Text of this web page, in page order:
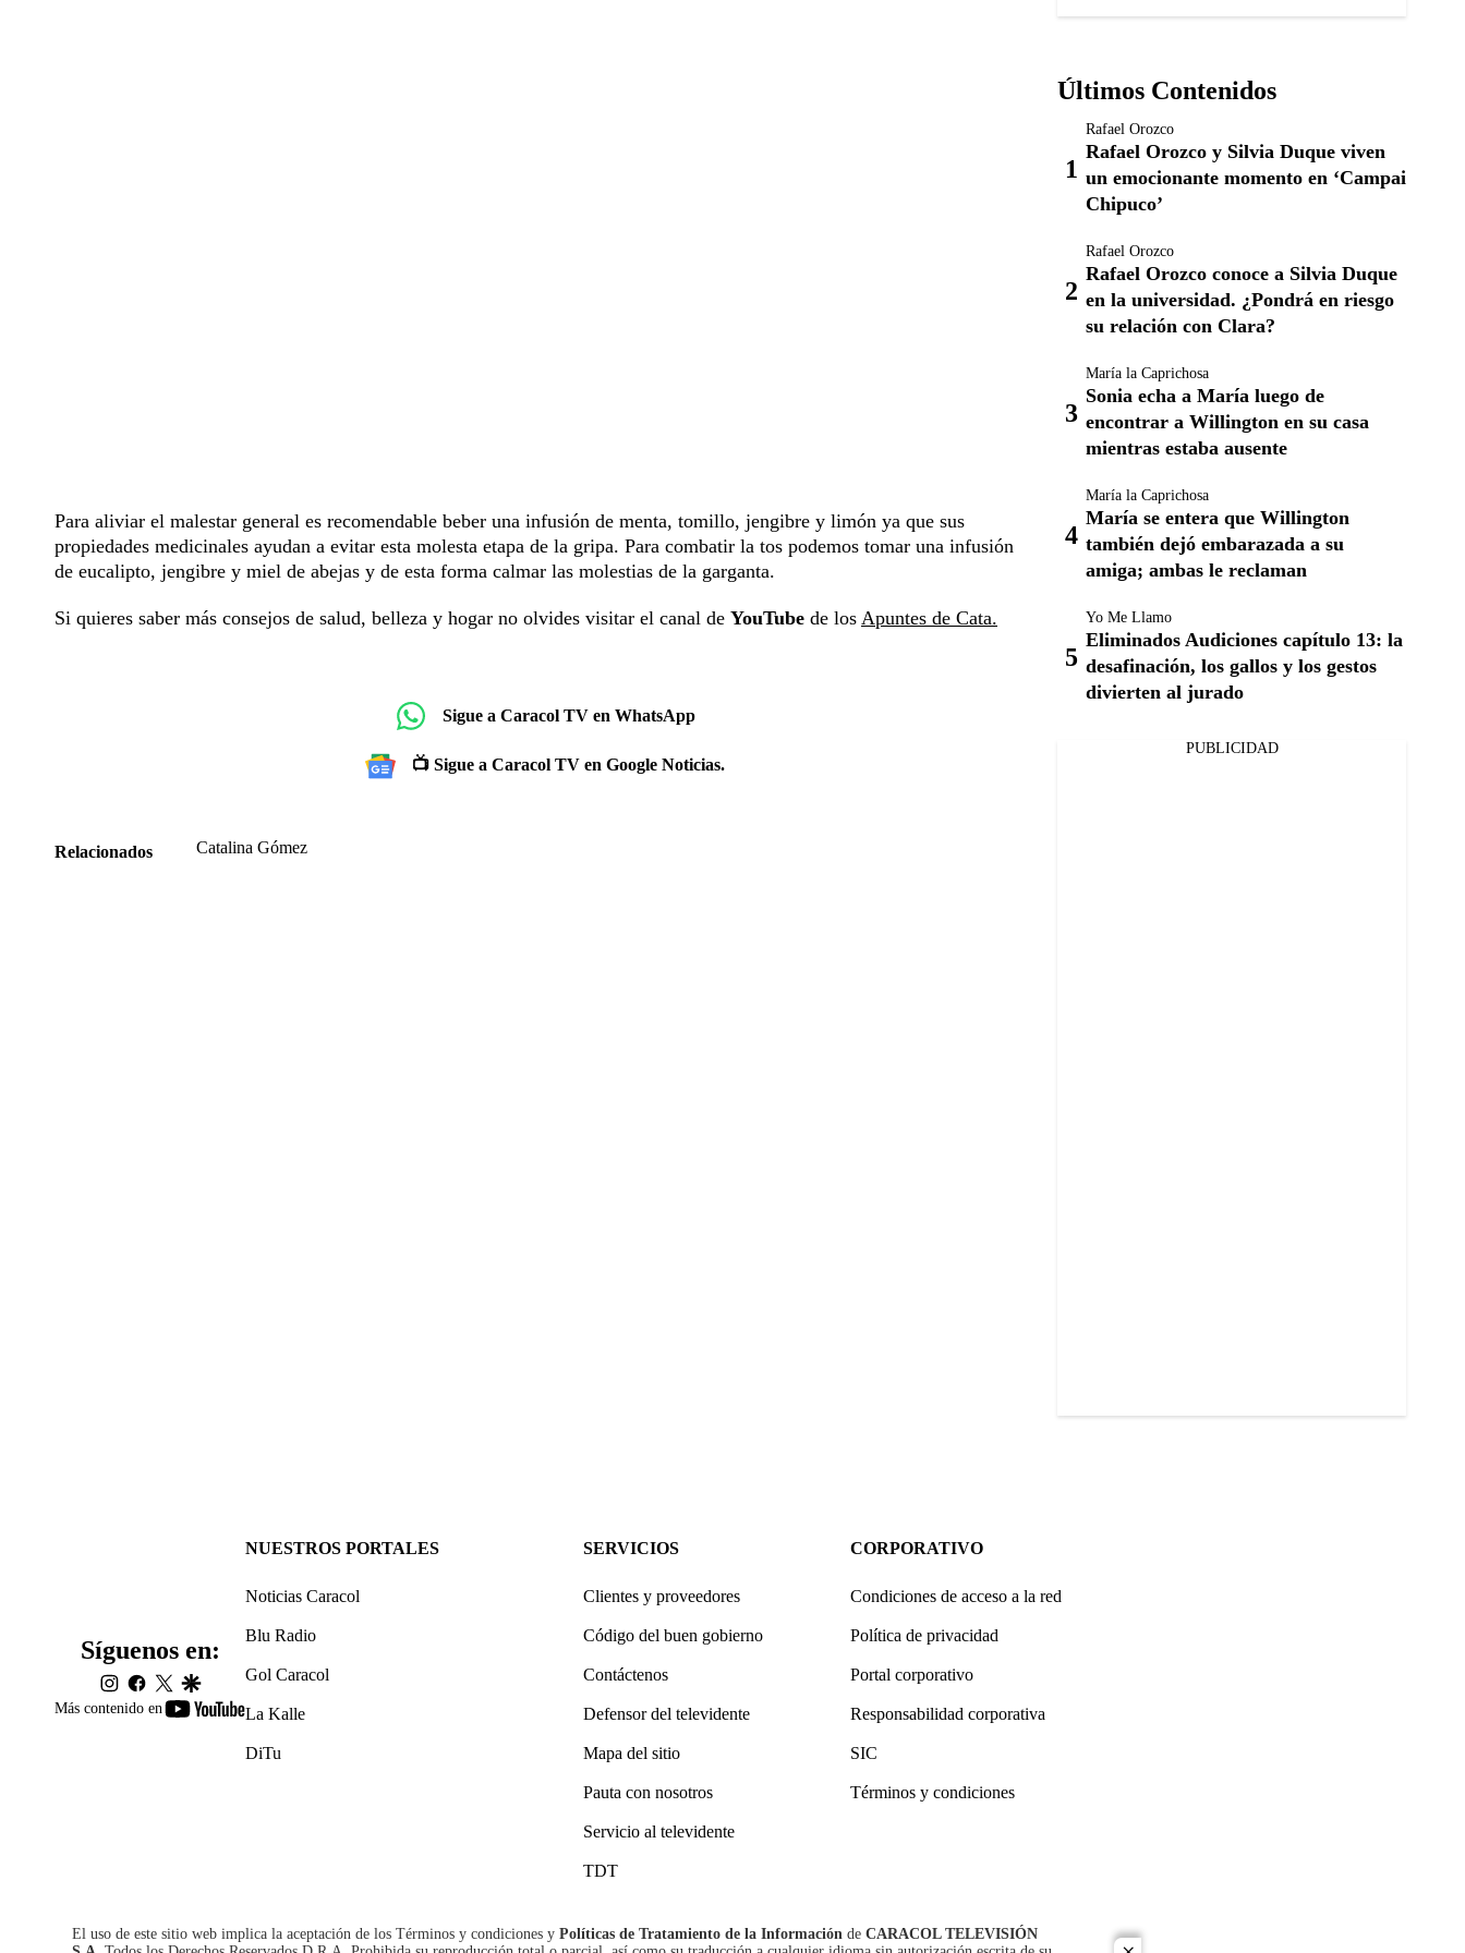
Para aliviar el malestar general es recomendable beber una infusión de menta, tomillo, jengibre y limón ya que sus
propiedades medicinales ayudan a evitar esta molesta etapa de la gripa. Para combatir la tos podemos tomar una infusión
de eucalipto, jengibre y miel de abejas y de esta forma calmar las molestias de la garganta.
Si quieres saber más consejos de salud, belleza y hogar no olvides visitar el canal de YouTube de los Apuntes de Cata.
Sigue a Caracol TV en WhatsApp
📺 Sigue a Caracol TV en Google Noticias.
Relacionados Catalina Gómez
Últimos Contenidos
Rafael Orozco
Rafael Orozco y Silvia Duque viven
un emocionante momento en ‘Campai
Chipuco’
Rafael Orozco
Rafael Orozco conoce a Silvia Duque
en la universidad. ¿Pondrá en riesgo
su relación con Clara?
María la Caprichosa
Sonia echa a María luego de
encontrar a Willington en su casa
mientras estaba ausente
María la Caprichosa
María se entera que Willington
también dejó embarazada a su
amiga; ambas le reclaman
Yo Me Llamo
Eliminados Audiciones capítulo 13: la
desafinación, los gallos y los gestos
divierten al jurado
PUBLICIDAD
Más contenido en
youtube-
Síguenos en:
instagram
facebook
twittergoogle
NUESTROS PORTALES
Noticias Caracol
Blu Radio
Gol Caracol
La Kalle
DiTu
SERVICIOS
Clientes y proveedores
Código del buen gobierno
Contáctenos
Defensor del televidente
Mapa del sitio
Pauta con nosotros
Servicio al televidente
TDT
CORPORATIVO
Condiciones de acceso a la red
Política de privacidad
Portal corporativo
Responsabilidad corporativa
SIC
Términos y condiciones
El uso de este sitio web implica la aceptación de los Términos y condiciones y Políticas de Tratamiento de la Información de CARACOL TELEVISIÓN